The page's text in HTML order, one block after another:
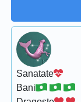
Sanatate
Bani